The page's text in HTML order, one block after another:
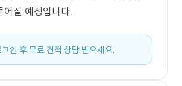
어질 예정입니다.
인 후 무료 견적 상담 받으세요.